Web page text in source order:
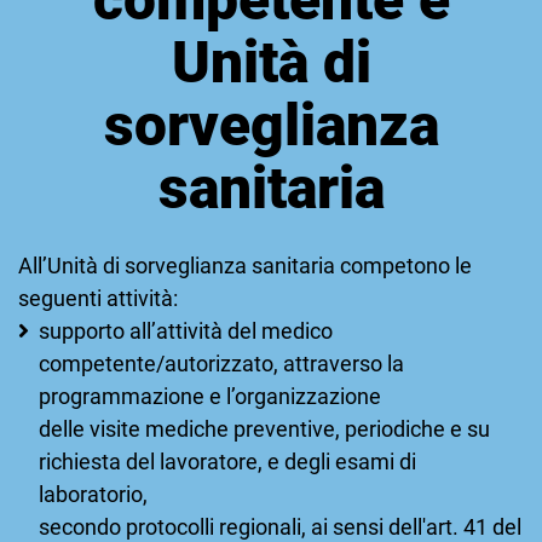
Unità di
sorveglianza
sanitaria
All’Unità di sorveglianza sanitaria competono le
seguenti attività:
supporto all’attività del medico
competente/autorizzato, attraverso la
programmazione e l’organizzazione
delle visite mediche preventive, periodiche e su
richiesta del lavoratore, e degli esami di
laboratorio,
secondo protocolli regionali, ai sensi dell'art. 41 del